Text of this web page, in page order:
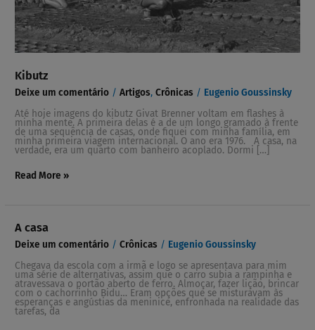
Kibutz
Deixe um comentário /Artigos,Crônicas / Eugenio Goussinsky
Até hoje imagens do kibutz Givat Brenner voltam em flashes à
minha mente. A primeira delas é a de um longo gramado à frente
de uma sequência de casas, onde fiquei com minha família, em
minha primeira viagem internacional. O ano era 1976. A casa, na
verdade, era um quarto com banheiro acoplado. Dormi […]
Read More »
A casa
Deixe um comentário /Crônicas / Eugenio Goussinsky
Chegava da escola com a irmã e logo se apresentava para mim
uma série de alternativas, assim que o carro subia a rampinha e
atravessava o portão aberto de ferro. Almoçar, fazer lição, brincar
com o cachorrinho Bidu… Eram opções que se misturavam às
esperanças e angústias da meninice, enfronhada na realidade das
tarefas, da
A
casa